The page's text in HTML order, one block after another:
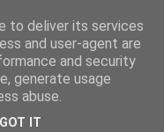
to deliver its services
and user-agent are
and security
generate usage
abuse.
GOT IT